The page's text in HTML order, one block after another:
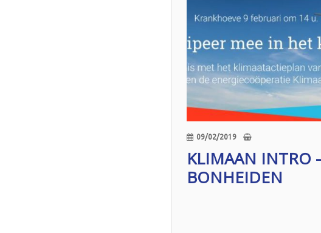
09/02/2019
KLIMAAN INTRO
BONHEIDEN